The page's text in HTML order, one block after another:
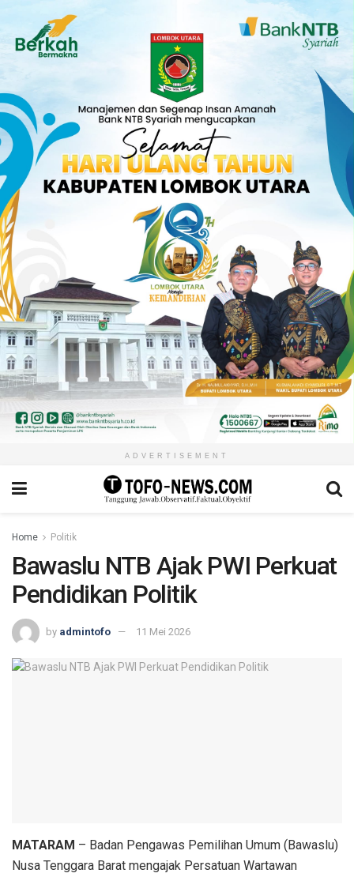
ADVERTISEMENT
Home Politik
Bawaslu NTB Ajak PWI Perkuat
Pendidikan Politik
by admintofo 11 Mei 2026
MATARAM – Badan Pengawas Pemilihan Umum (Bawaslu)
Nusa Tenggara Barat mengajak Persatuan Wartawan